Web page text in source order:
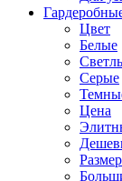
Цвет
Белые
Серые
Цена